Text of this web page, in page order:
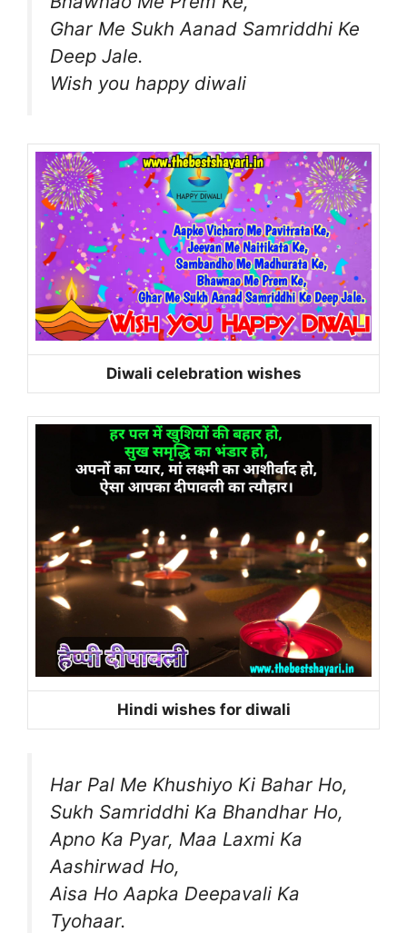
Ghar Me Sukh Aanad Samriddhi Ke
Deep Jale.
Wish you happy diwali
Diwali celebration wishes
Hindi wishes for diwali
Har Pal Me Khushiyo Ki Bahar Ho,
Sukh Samriddhi Ka Bhandhar Ho,
Apno Ka Pyar, Maa Laxmi Ka
Aashirwad Ho,
Aisa Ho Aapka Deepavali Ka
Tyohaar.